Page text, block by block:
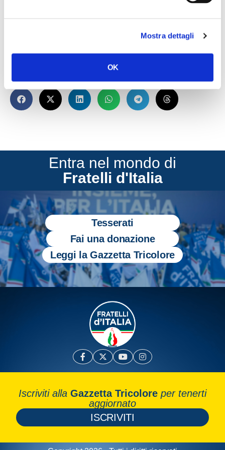
Mostra dettagli
OK
Entra nel mondo di
Fratelli d'Italia
Tesserati
Fai una donazione
Leggi la Gazzetta Tricolore
Iscriviti alla Gazzetta Tricolore per tenerti
aggiornato
ISCRIVITI